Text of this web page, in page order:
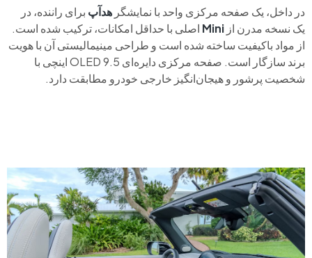
در داخل، یک صفحه مرکزی واحد با نمایشگر هدآپ برای راننده، در
یک نسخه مدرن از Mini اصلی با حداقل امکانات، ترکیب شده است.
از مواد باکیفیت ساخته شده است و طراحی مینیمالیستی آن با هویت
برند سازگار است. صفحه مرکزی دایره‌ای OLED 9.5 اینچی با
شخصیت پرشور و هیجان‌انگیز خارجی خودرو مطابقت دارد.